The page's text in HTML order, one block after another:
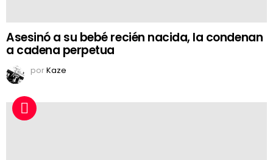
Asesinó a su bebé recién nacida, la condenan
a cadena perpetua
porKaze